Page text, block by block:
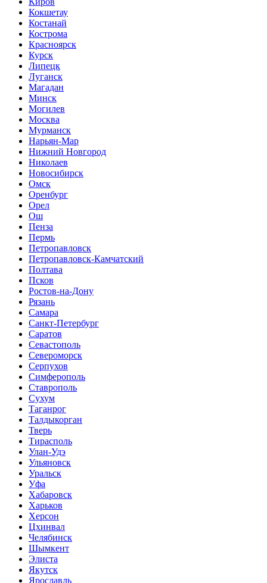
Кокшетау
Костанай
Кострома
Красноярск
Курск
Липецк
Луганск
Магадан
Минск
Могилев
Москва
Мурманск
Нарьян-Мар
Нижний Новгород
Николаев
Новосибирск
Омск
Оренбург
Орел
Ош
Пенза
Пермь
Петропавловск
Петропавловск-Камчатский
Полтава
Псков
Ростов-на-Дону
Рязань
Самара
Санкт-Петербург
Саратов
Севастополь
Североморск
Серпухов
Симферополь
Ставрополь
Сухум
Таганрог
Tалдыкорган
Тверь
Тирасполь
Улан-Удэ
Ульяновск
Уральск
Уфа
Хабаровск
Харьков
Херсон
Цхинвал
Челябинск
Шымкент
Элиста
Якутск
Ярославль